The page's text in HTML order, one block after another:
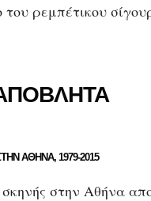
ρεμπέτικου
ΑΘΗΝΑ, 1979-2015
στην Αθήνα